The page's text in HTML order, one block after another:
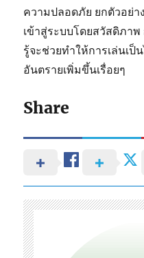
ความปลอดภัย ยกตัวอย่า
เข้าสู่ระบบโดยสวัสดิภา
รู้จะช่วยทำให้การเล่นเป็
อันตรายเพิ่มขึ้นเรื่อยๆ
Share